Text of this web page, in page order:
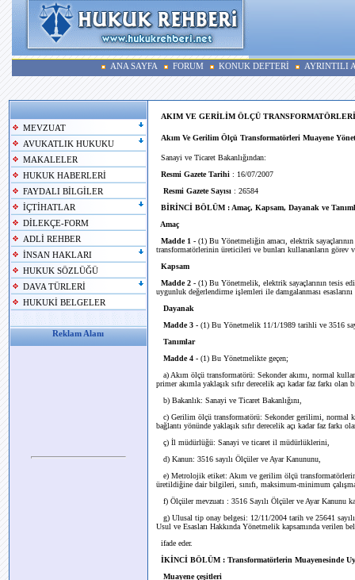
ANA SAYFA FORUM KONUK DEFTERİ AYRINTILI
MEVZUAT
AVUKATLIK HUKUKU
MAKALELER
HUKUK HABERLERİ
FAYDALI BİLGİLER
İÇTİHATLAR
DİLEKÇE-FORM
ADLİ REHBER
İNSAN HAKLARI
HUKUK SÖZLÜĞÜ
DAVA TÜRLERİ
HUKUKİ BELGELER
Reklam Alanı
AKIM VE GERİLİM ÖLÇÜ
Akım Ve Gerilim Ölçü Transformatörleri Muayene
Sanayi ve Ticaret Bakanlığından:
Resmi Gazete Tarihi : 16/07/2007
Resmi Gazete Sayısı : 26584
BİRİNCİ BÖLÜM : Amaç, Kapsam, Dayanak ve
Amaç
Madde 1 - (1) Bu Yönetmeliğin amacı, elektrik
transformatörlerinin üreticileri ve bunları kullananların
Kapsam
Madde 2 - (1) Bu Yönetmelik, elektrik sayaçlarının tesis
uygunluk değerlendirme işlemleri ile damgalanması esaslarını
Dayanak
Madde 3 - (1) Bu Yönetmelik 11/1/1989 tarihli ve 3516
Tanımlar
Madde 4 - (1) Bu Yönetmelikte geçen;
a) Akım ölçü transformatörü: Sekonder akımı, normal
primer akımla yaklaşık sıfır derecelik açı kadar faz farkı
b) Bakanlık: Sanayi ve Ticaret Bakanlığını,
c) Gerilim ölçü transformatörü: Sekonder gerilimi, normal
bağlantı yönünde yaklaşık sıfır derecelik açı kadar faz farkı
ç) İl müdürlüğü: Sanayi ve ticaret il müdürlüklerini,
d) Kanun: 3516 sayılı Ölçüler ve Ayar Kanununu,
e) Metrolojik etiket: Akım ve gerilim ölçü
üretildiğine dair bilgileri, sınıfı, maksimum-minimum
f) Ölçüler mevzuatı : 3516 Sayılı Ölçüler ve Ayar Kanunu
g) Ulusal tip onay belgesi: 12/11/2004 tarih ve 25641
Usul ve Esasları Hakkında Yönetmelik kapsamında verilen
ifade eder.
İKİNCİ BÖLÜM : Transformatörlerin Muayenesinde
Muayene çeşitleri